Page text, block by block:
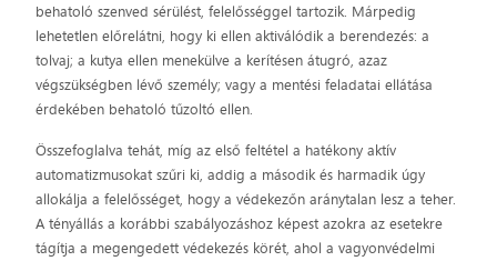
behatoló szenved sérülést, felelősséggel tartozik. Márpedig
lehetetlen előrelátni, hogy ki ellen aktiválódik a berendezés: a
tolvaj; a kutya ellen menekülve a kerítésen átugró, azaz
végszükségben lévő személy; vagy a mentési feladatai ellátása
érdekében behatoló tűzoltó ellen.
Összefoglalva tehát, míg az első feltétel a hatékony aktív
automatizmusokat szűri ki, addig a második és harmadik úgy
allokálja a felelősséget, hogy a védekezőn aránytalan lesz a teher.
A tényállás a korábbi szabályozáshoz képest azokra az esetekre
tágítja a megengedett védekezés körét, ahol a vagyonvédelmi